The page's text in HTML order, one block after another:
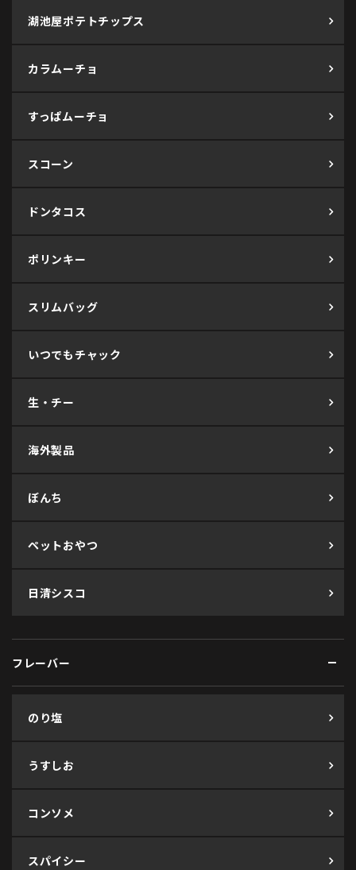
湖池屋ポテトチップス
カラムーチョ
すっぱムーチョ
スコーン
ドンタコス
ポリンキー
スリムバッグ
いつでもチャック
生・チー
海外製品
ぼんち
ペットおやつ
日清シスコ
フレーバー
のり塩
うすしお
コンソメ
スパイシー